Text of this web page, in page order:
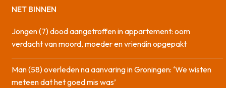
NET BINNEN
Jongen (7) dood aangetroffen in appartement: oom
verdacht van moord, moeder en vriendin opgepakt
Man (58) overleden na aanvaring in Groningen: ‘We wisten
meteen dat het goed mis was’